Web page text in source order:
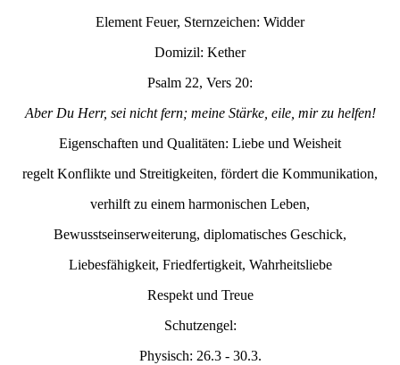
Element Feuer, Sternzeichen: Widder
Domizil: Kether
Psalm 22, Vers 20:
Aber Du Herr, sei nicht fern; meine Stärke, eile, mir zu helfen!
Eigenschaften und Qualitäten: Liebe und Weisheit
regelt Konflikte und Streitigkeiten, fördert die Kommunikation,
verhilft zu einem harmonischen Leben,
Bewusstseinserweiterung, diplomatisches Geschick,
Liebesfähigkeit, Friedfertigkeit, Wahrheitsliebe
Respekt und Treue
Schutzengel:
Physisch: 26.3 - 30.3.